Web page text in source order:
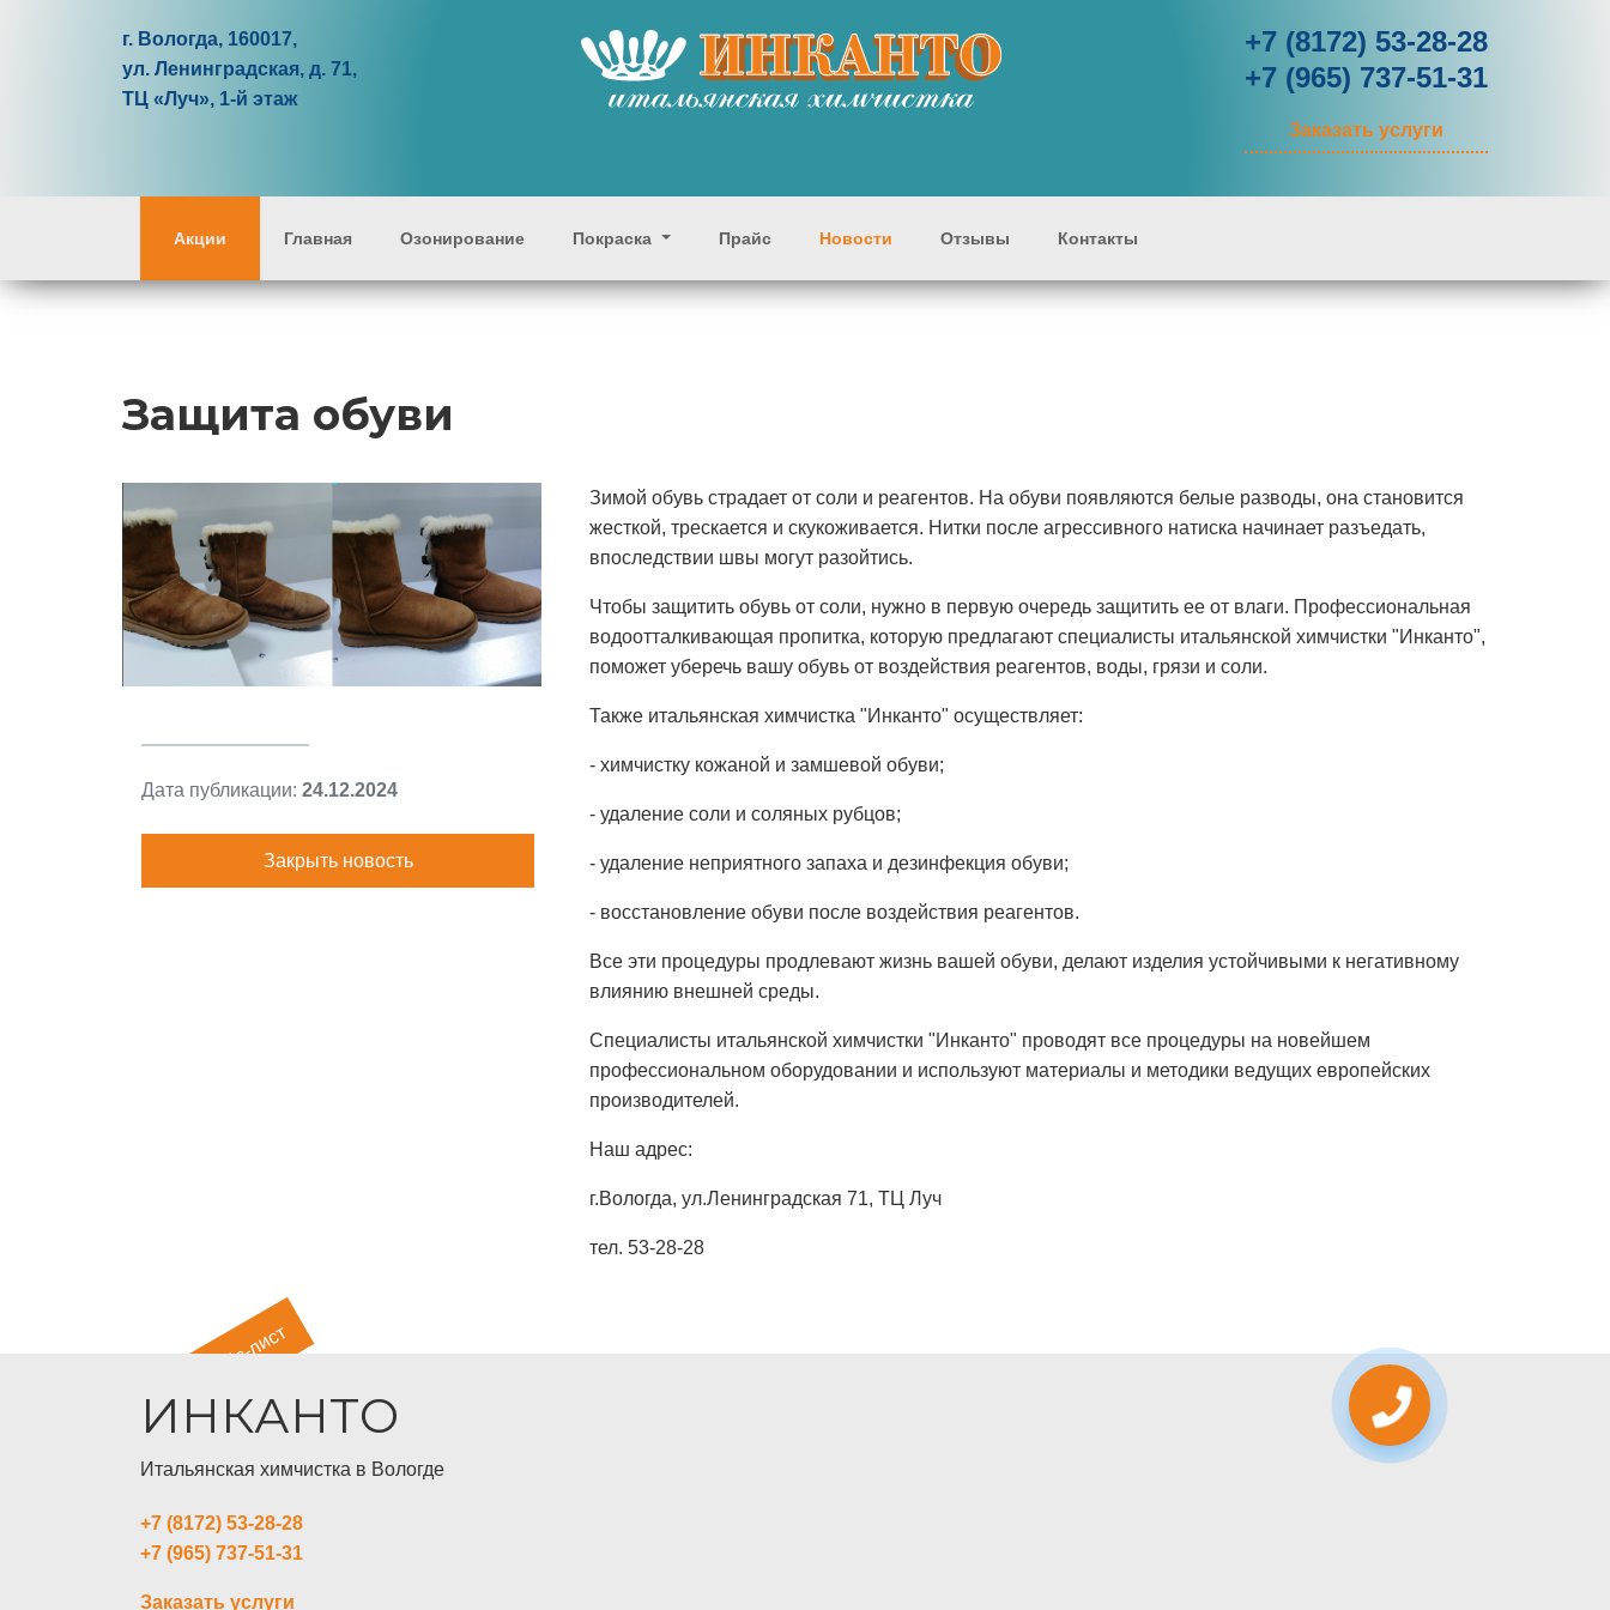
г. Вологда, 160017,
ул. Ленинградская, д. 71,
ТЦ «Луч», 1-й этаж
+7 (8172) 53-28-28
+7 (965) 737-51-31
Заказать услуги
Акции Главная Озонирование Покраска Прайс Новости Отзывы Контакты
Защита обуви
Дата публикации: 24.12.2024
Закрыть новость
Зимой обувь страдает от соли и реагентов. На обуви появляются белые разводы, она становится
жесткой, трескается и скукоживается. Нитки после агрессивного натиска начинает разъедать,
впоследствии швы могут разойтись.
Чтобы защитить обувь от соли, нужно в первую очередь защитить ее от влаги. Профессиональная
водоотталкивающая пропитка, которую предлагают специалисты итальянской химчистки "Инканто",
поможет уберечь вашу обувь от воздействия реагентов, воды, грязи и соли.
Также итальянская химчистка "Инканто" осуществляет:
- химчистку кожаной и замшевой обуви;
- удаление соли и соляных рубцов;
- удаление неприятного запаха и дезинфекция обуви;
- восстановление обуви после воздействия реагентов.
Все эти процедуры продлевают жизнь вашей обуви, делают изделия устойчивыми к негативному
влиянию внешней среды.
Специалисты итальянской химчистки "Инканто" проводят все процедуры на новейшем
профессиональном оборудовании и используют материалы и методики ведущих европейских
производителей.
Наш адрес:
г.Вологда, ул.Ленинградская 71, ТЦ Луч
тел. 53-28-28
Прайс-лист
ИНКАНТО
Итальянская химчистка в Вологде
+7 (8172) 53-28-28
+7 (965) 737-51-31
Заказать услуги